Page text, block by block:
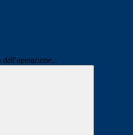
dell'operazione...